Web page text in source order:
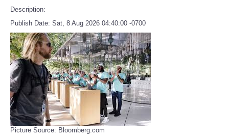
Description:
Publish Date: Sat, 8 Aug 2026 04:40:00 -0700
Picture Source: Bloomberg.com